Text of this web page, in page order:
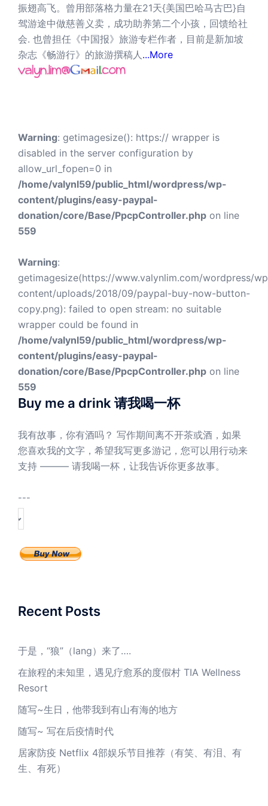
振翅高飞。曾用部落格力量在21天{美国巴哈马古巴}自
驾游途中做慈善义卖，成功助养第二个小孩，回馈给社
会. 也曾担任《中国报》旅游专栏作者，目前是新加坡
杂志《畅游行》的旅游撰稿人 ...More
Warning: getimagesize(): https:// wrapper is
disabled in the server configuration by
allow_url_fopen=0 in
/home/valynl59/public_html/wordpress/wp-
content/plugins/easy-paypal-
donation/core/Base/PpcpController.php on line
559
Warning:
getimagesize(https://www.valynlim.com/wordpress/
content/uploads/2018/09/paypal-buy-now-button-
copy.png): failed to open stream: no suitable
wrapper could be found in
/home/valynl59/public_html/wordpress/wp-
content/plugins/easy-paypal-
donation/core/Base/PpcpController.php on line
559
Buy me a drink 请我喝一杯
我有故事，你有酒吗？ 写作期间离不开茶或酒，如果
您喜欢我的文字，希望我写更多游记，您可以用行动来
支持 ——— 请我喝一杯，让我告诉你更多故事。
---
Recent Posts
于是，“狼”（lang）来了….
在旅程的未知里，遇见疗愈系的度假村 TIA Wellness
Resort
随写~生日，他带我到有山有海的地方
随写~ 写在后疫情时代
居家防疫 Netflix 4部娱乐节目推荐（有笑、有泪、有
生、有死）